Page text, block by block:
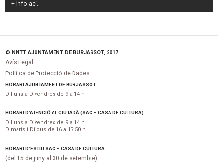
+ Info ací.
© NNTT AJUNTAMENT DE BURJASSOT, 2017
Avís Legal
Política de Protecció de Dades
HORARI AJUNTAMENT DE BURJASSOT:
Dilluns a Divendres de 9 a 14 h
HORARI D’ATENCIÓ AL CIUTADÀ (SAC – CASA DE CULTURA):
Dilluns a Divendres de 9 a 14 h
Dimarts i Dijous de 16 a 17:50 h
HORARI D’ESTIU SAC – CASA DE CULTURA
(del 15 de juny al 30 de setembre)